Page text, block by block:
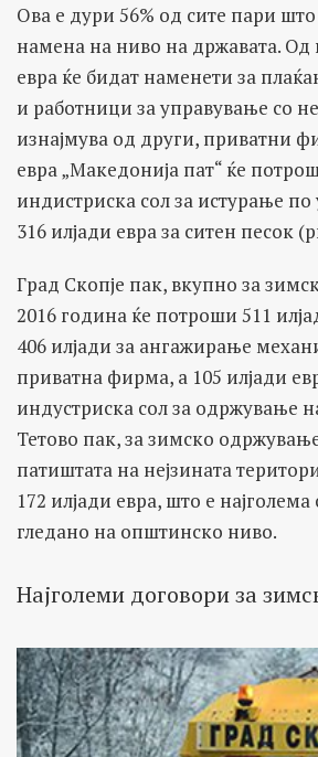
Ова е дури 56% од сите пари
намена на ниво на државата.
евра ќе бидат наменети за
и работници за управување со
изнајмува од други, приватни
евра „Македонија пат“ ќе
индистриска сол за истурање
316 илјади евра за ситен песок
Град Скопје пак, вкупно за
2016 година ќе потроши 511
406 илјади за ангажирање
приватна фирма, а 105 илјади
индустриска сол за одржување
Тетово пак, за зимско
патиштата на нејзината
172 илјади евра, што е
гледано на општинско ниво.
Најголеми договори за